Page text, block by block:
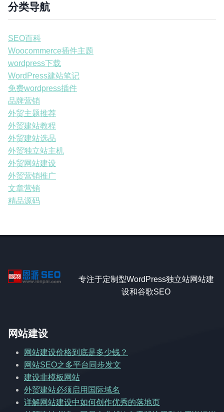
分类导航
SEO百科
Woocommerce插件主题
wordpress下载
WordPress建站笔记
免费wordpress插件
品牌营销
外贸主题推荐
外贸建站教程
外贸建站选品
外贸独立站主机
外贸网站建设
外贸营销推广
文章营销
精品源码
专注于定制型WordPress独立站网站建
设和谷歌SEO
网站建设
网站建设价格到底是多少钱？
网站SEO之多平台同步发文
建设非模板网站
外贸建站必须启用国际域名
详解网站建设中如何创作优秀的落地页